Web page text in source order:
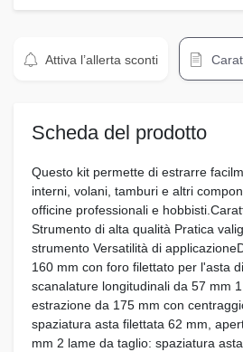
Attiva l’allerta sconti
Scheda del prodotto
Questo kit permette di estrarre
interni, volani, tamburi e altri
officine professionali e
Strumento di alta qualità Pratica
strumento Versatilità di
160 mm con foro filettato per l'asta
scanalature longitudinali da 57 mm
estrazione da 175 mm con
spaziatura asta filettata 62 mm,
mm 2 lame da taglio: spaziatura